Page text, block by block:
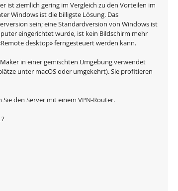
ist ziemlich gering im Vergleich zu den Vorteilen im
Windows ist die billigste Lösung. Das
sein; eine Standardversion von Windows ist
eingerichtet wurde, ist kein Bildschirm mehr
desktop» ferngesteuert werden kann.
in einer gemischten Umgebung verwendet
unter macOS oder umgekehrt). Sie profitieren
den Server mit einem VPN-Router.